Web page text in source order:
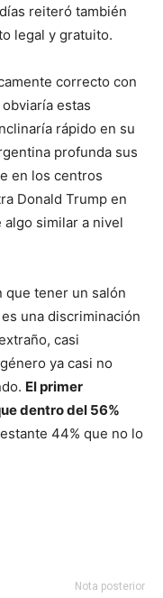
reiteró también
legal y gratuito.
correcto con
estas
rápido en su
profunda sus
en los centros
Donald Trump en
algo similar a nivel
que tener un salón
una discriminación
casi
ya casi no
El primer
dentro del 56%
44% que no lo
Nota posterior